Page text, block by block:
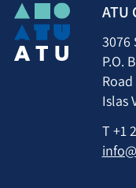
ATU
3076
P.O.
Islas
T +1